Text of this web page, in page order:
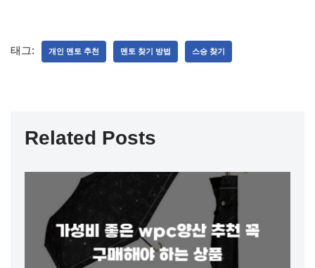
태그: 개인 멘토 추천 멘토 찾기 방법 스승 찾기
Related Posts